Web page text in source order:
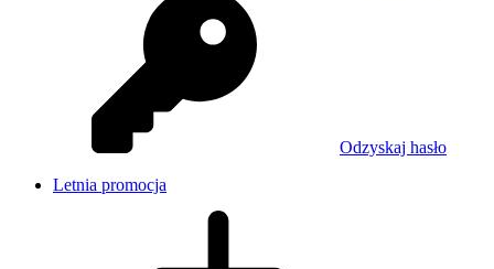
Odzyskaj hasło
Letnia promocja